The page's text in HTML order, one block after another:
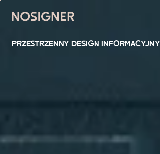
STRONA GŁÓWNA
PRZESTRZENNY DESIGN